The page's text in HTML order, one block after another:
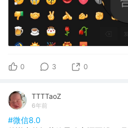
0 3 0
TTTTaoZ
6年前
#微信8.0